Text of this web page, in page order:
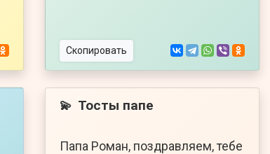
Скопировать
💫 Тосты папе
Папа Роман, поздравляем, тебе